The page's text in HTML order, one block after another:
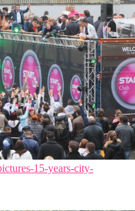
15-years-city-